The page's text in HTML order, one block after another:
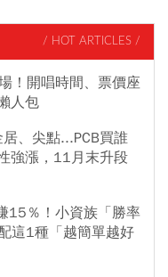
/ HOT ARTICLES /
！開唱時間、票價座
人包
、尖點...PCB買誰
強漲，11月末升段
15％！小資族「勝率
這1種「越簡單越好